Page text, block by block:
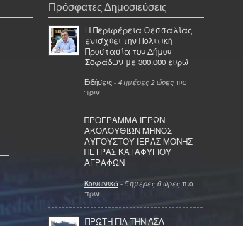
Πρόσφατες Δημοσιεύσεις
Η Περιφέρεια Θεσσαλίας
ενισχύει την Πολιτική
Προστασία του Δήμου
Σοφάδων με 300.000 ευρώ
Ειδήσεις - 4 ημέρες 2 ώρες πιο
πριν
ΠΡΟΓΡΑΜΜΑ ΙΕΡΩΝ
ΑΚΟΛΟΥΘΙΩΝ ΜΗΝΟΣ
ΑΥΓΟΥΣΤΟΥ ΙΕΡΑΣ ΜΟΝΗΣ
ΠΕΤΡΑΣ ΚΑΤΑΦΥΓΙΟΥ
ΑΓΡΑΦΩΝ
Κοινωνικά - 5 ημέρες 6 ώρες πιο
πριν
ΠΡΩΤΗ ΓΙΑ ΤΗΝ ΑΣΑ